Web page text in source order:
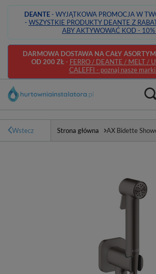
DEANTE- WYJĄTKOWA PROMOCJA W
- WSZYSTKIE PRODUKTY DEANTE Z
ABY AKTYWOWAĆ KOD -
DARMOWA DOSTAWA NA CAŁY
OD 200 ZŁ- FERRO / DEANTE / MELT /
CALEFFI - poznaj nasze
Wstecz Strona główna AX Bidette